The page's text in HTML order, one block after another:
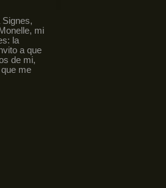
mi
la
a que
de mi,
me